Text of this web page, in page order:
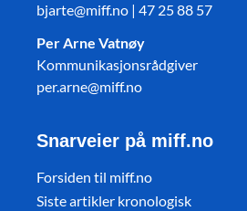
bjarte@miff.no | 47 25 88 57
Per Arne Vatnøy
Kommunikasjonsrådgiver
per.arne@miff.no
Snarveier på miff.no
Forsiden til miff.no
Siste artikler kronologisk